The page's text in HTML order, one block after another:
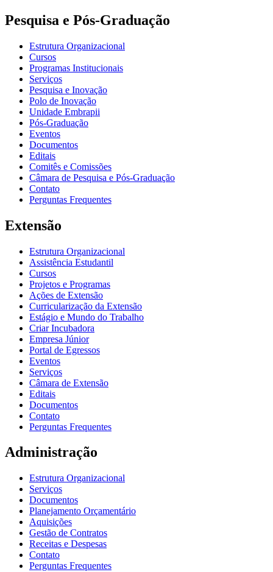
Pesquisa e Pós-Graduação
Estrutura Organizacional
Cursos
Programas Institucionais
Serviços
Pesquisa e Inovação
Polo de Inovação
Unidade Embrapii
Pós-Graduação
Eventos
Documentos
Editais
Comitês e Comissões
Câmara de Pesquisa e Pós-Graduação
Contato
Perguntas Frequentes
Extensão
Estrutura Organizacional
Assistência Estudantil
Cursos
Projetos e Programas
Ações de Extensão
Curricularização da Extensão
Estágio e Mundo do Trabalho
Criar Incubadora
Empresa Júnior
Portal de Egressos
Eventos
Serviços
Câmara de Extensão
Editais
Documentos
Contato
Perguntas Frequentes
Administração
Estrutura Organizacional
Serviços
Documentos
Planejamento Orçamentário
Aquisições
Gestão de Contratos
Receitas e Despesas
Contato
Perguntas Frequentes